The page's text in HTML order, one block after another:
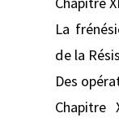
La
de la
Des
Chapitre